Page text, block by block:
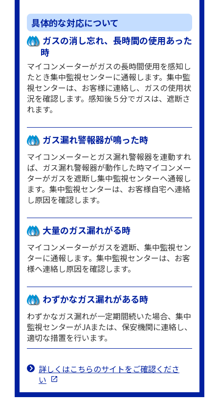
具体的な対応について
ガスの消し忘れ、長時間の使用あった
時
マイコンメーターがガスの長時間使用を感知し
たとき集中監視センターに通報します。集中監
視センターは、お客様に連絡し、ガスの使用状
況を確認します。感知後５分でガスは、遮断さ
れます。
ガス漏れ警報器が鳴った時
マイコンメーターとガス漏れ警報器を連動すれ
ば、ガス漏れ警報器が動作した時マイコンメー
ターがガスを遮断し集中監視センターへ通報し
ます。集中監視センターは、お客様自宅へ連絡
し原因を確認します。
大量のガス漏れがる時
マイコンメーターがガスを遮断、集中監視セン
ターに通報します。集中監視センターは、お客
様へ連絡し原因を確認します。
わずかなガス漏れがある時
わずかなガス漏れが一定期間続いた場合、集中
監視センターがJAまたは、保安機関に連絡し、
適切な措置を行います。
詳しくはこちらのサイトをご確認くださ
い